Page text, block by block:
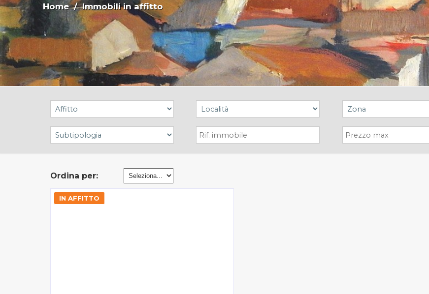
Home/ Immobili in affitto
Ordina per:
IN AFFITTO